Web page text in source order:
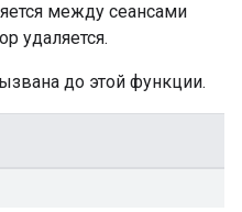
между сеансами
удаляется.
до этой функции.